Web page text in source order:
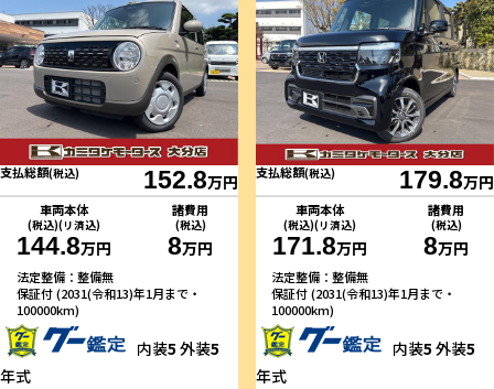
支払総額(税込) 152.8万円
車両本体
(税込)(リ済込)
144.8万円
諸費用
(税込)
8万円
法定整備：整備無
保証付 (2031(令和13)年1月まで・
100000km)
内装5 外装5
年式
支払総額(税込) 179.8万円
車両本体
(税込)(リ済込)
171.8万円
諸費用
(税込)
8万円
法定整備：整備無
保証付 (2031(令和13)年1月まで・
100000km)
内装5 外装5
年式